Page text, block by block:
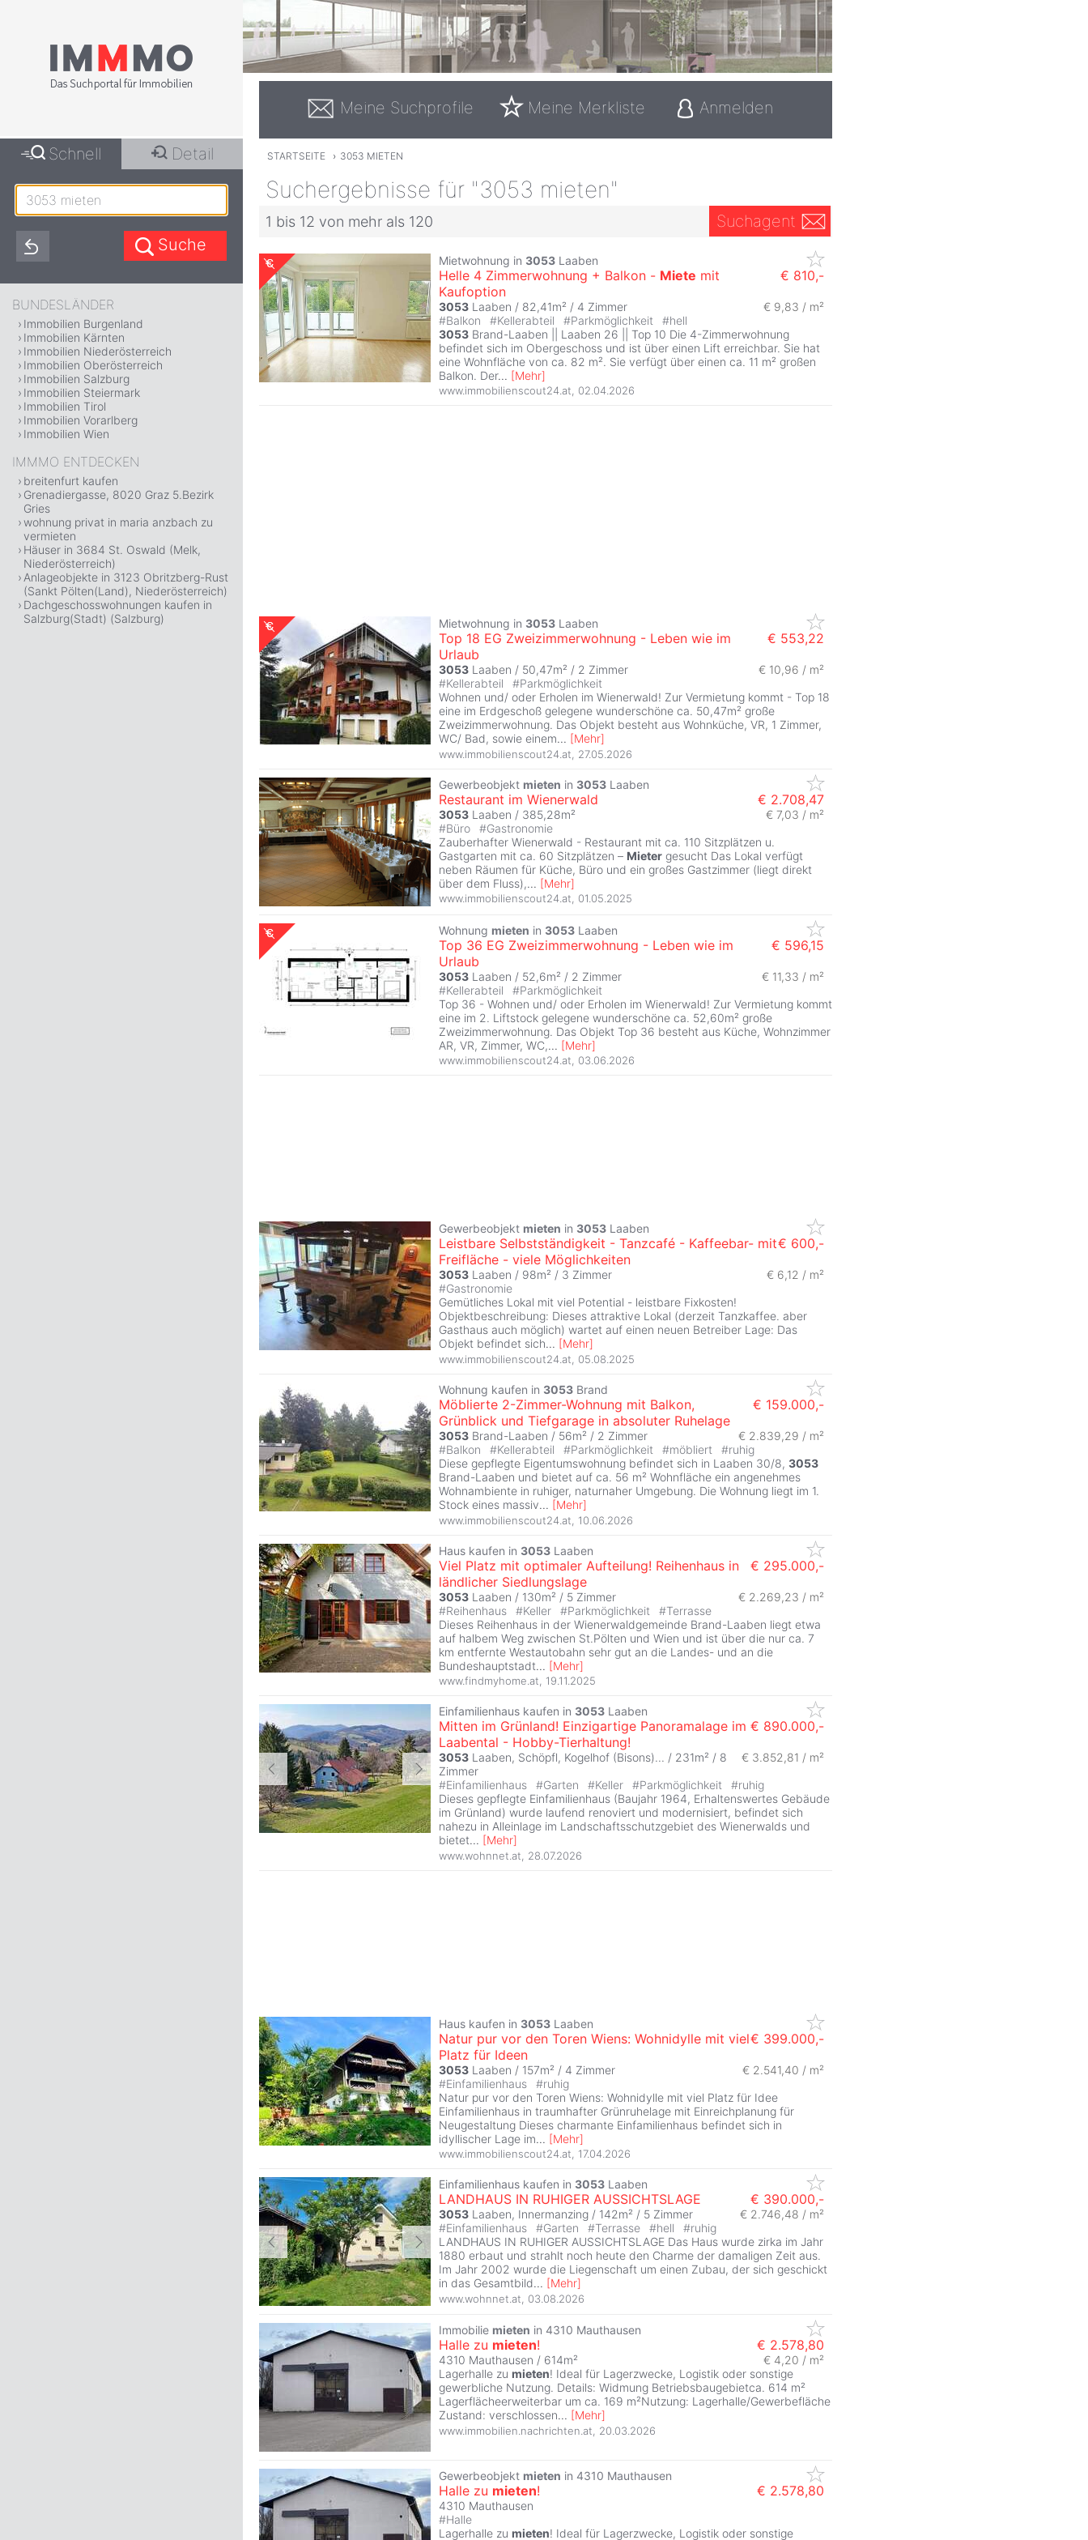
Meine Suchprofile Meine Merkliste Anmelden
STARTSEITE › 3053 MIETEN
Suchergebnisse für "3053 mieten"
1 bis 12 von mehr als 120 Suchagent
Mietwohnung in 3053 Laaben
Helle 4 Zimmerwohnung + Balkon - Miete mit
Kaufoption
€ 810,-
3053 Laaben / 82,41m² / 4 Zimmer
€ 9,83 / m²
#Balkon #Kellerabteil #Parkmöglichkeit #hell
3053 Brand-Laaben || Laaben 26 || Top 10 Die 4-Zimmerwohnung
befindet sich im Obergeschoss und ist über einen Lift erreichbar. Sie hat
eine Wohnfläche von ca. 82 m². Sie verfügt über einen ca. 11 m² großen
Balkon. Der... [Mehr]
www.immobilienscout24.at 02.04.2026
Mietwohnung in 3053 Laaben
Top 18 EG Zweizimmerwohnung - Leben wie im
Urlaub
€ 553,22
3053 Laaben / 50,47m² / 2 Zimmer
€ 10,96 / m²
#Kellerabteil #Parkmöglichkeit
Wohnen und/ oder Erholen im Wienerwald! Zur Vermietung kommt - Top 18
eine im Erdgeschoß gelegene wunderschöne ca. 50,47m² große
Zweizimmerwohnung. Das Objekt besteht aus Wohnküche, VR, 1 Zimmer,
WC/ Bad, sowie einem... [Mehr]
www.immobilienscout24.at 27.05.2026
Gewerbeobjekt mieten in 3053 Laaben
Restaurant im Wienerwald € 2.708,47
3053 Laaben / 385,28m²
€ 7,03 / m²
#Büro #Gastronomie
Zauberhafter Wienerwald - Restaurant mit ca. 110 Sitzplätzen u.
Gastgarten mit ca. 60 Sitzplätzen – Mieter gesucht Das Lokal verfügt
neben Räumen für Küche, Büro und ein großes Gastzimmer (liegt direkt
über dem Fluss),... [Mehr]
www.immobilienscout24.at, 01.05.2025
Wohnung mieten in 3053 Laaben
Top 36 EG Zweizimmerwohnung - Leben wie im
Urlaub
€ 596,15
3053 Laaben / 52,6m² / 2 Zimmer
€ 11,33 / m²
#Kellerabteil #Parkmöglichkeit
Top 36 - Wohnen und/ oder Erholen im Wienerwald! Zur Vermietung kommt
eine im 2. Liftstock gelegene wunderschöne ca. 52,60m² große
Zweizimmerwohnung. Das Objekt Top 36 besteht aus Küche, Wohnzimmer
AR, VR, Zimmer, WC,... [Mehr]
www.immobilienscout24.at, 03.06.2026
Gewerbeobjekt mieten in 3053 Laaben
Leistbare Selbstständigkeit - Tanzcafé - Kaffeebar- mit
Freifläche - viele Möglichkeiten
€ 600,-
3053 Laaben / 98m² / 3 Zimmer
€ 6,12 / m²
#Gastronomie
Gemütliches Lokal mit viel Potential - leistbare Fixkosten!
Objektbeschreibung: Dieses attraktive Lokal (derzeit Tanzkaffee. aber
Gasthaus auch möglich) wartet auf einen neuen Betreiber Lage: Das
Objekt befindet sich... [Mehr]
www.immobilienscout24.at 05.08.2025
Wohnung kaufen in 3053 Brand
Möblierte 2-Zimmer-Wohnung mit Balkon,
Grünblick und Tiefgarage in absoluter Ruhelage
€ 159.000,-
3053 Brand-Laaben / 56m² / 2 Zimmer
€ 2.839,29 / m²
#Balkon #Kellerabteil #Parkmöglichkeit #möbliert #ruhig
Diese gepflegte Eigentumswohnung befindet sich in Laaben 30/8, 3053
Brand-Laaben und bietet auf ca. 56 m² Wohnfläche ein angenehmes
Wohnambiente in ruhiger, naturnaher Umgebung. Die Wohnung liegt im 1.
Stock eines massiv... [Mehr]
www.immobilienscout24.at 10.06.2026
Haus kaufen in 3053 Laaben
Viel Platz mit optimaler Aufteilung! Reihenhaus in
ländlicher Siedlungslage
€ 295.000,-
3053 Laaben / 130m² / 5 Zimmer
€ 2.269,23 / m²
#Reihenhaus #Keller #Parkmöglichkeit #Terrasse
Dieses Reihenhaus in der Wienerwaldgemeinde Brand-Laaben liegt etwa
auf halbem Weg zwischen St.Pölten und Wien und ist über die nur ca. 7
km entfernte Westautobahn sehr gut an die Landes- und an die
Bundeshauptstadt... [Mehr]
www.findmyhome.at 19.11.2025
Einfamilienhaus kaufen in 3053 Laaben
Mitten im Grünland! Einzigartige Panoramalage im
Laabental - Hobby-Tierhaltung!
€ 890.000,-
3053 Laaben, Schöpfl, Kogelhof (Bisons)... / 231m² / 8
Zimmer
€ 3.852,81 / m²
#Einfamilienhaus #Garten #Keller #Parkmöglichkeit #ruhig
Dieses gepflegte Einfamilienhaus (Baujahr 1964, Erhaltenswertes Gebäude
im Grünland) wurde laufend renoviert und modernisiert, befindet sich
nahezu in Alleinlage im Landschaftsschutzgebiet des Wienerwalds und
bietet... [Mehr]
www.wohnnet.at 28.07.2026
Haus kaufen in 3053 Laaben
Natur pur vor den Toren Wiens: Wohnidylle mit viel
Platz für Ideen
€ 399.000,-
3053 Laaben / 157m² / 4 Zimmer
€ 2.541,40 / m²
#Einfamilienhaus #ruhig
Natur pur vor den Toren Wiens: Wohnidylle mit viel Platz für Idee
Einfamilienhaus in traumhafter Grünruhelage mit Einreichplanung für
Neugestaltung Dieses charmante Einfamilienhaus befindet sich in
idyllischer Lage im... [Mehr]
www.immobilienscout24.at, 17.04.2026
Einfamilienhaus kaufen in 3053 Laaben
LANDHAUS IN RUHIGER AUSSICHTSLAGE € 390.000,-
3053 Laaben, Innermanzing / 142m² / 5 Zimmer € 2.746,48 / m²
#Einfamilienhaus #Garten #Terrasse #hell #ruhig
LANDHAUS IN RUHIGER AUSSICHTSLAGE Das Haus wurde zirka im Jahr
1880 erbaut und strahlt noch heute den Charme der damaligen Zeit aus.
Im Jahr 2002 wurde die Liegenschaft um einen Zubau, der sich geschickt
in das Gesamtbild... [Mehr]
www.wohnnet.at 03.08.2026
Immobilie mieten in 4310 Mauthausen
Halle zu mieten! € 2.578,80
4310 Mauthausen / 614m²
€ 4,20 / m²
Lagerhalle zu mieten! Ideal für Lagerzwecke, Logistik oder sonstige
gewerbliche Nutzung. Details: Widmung Betriebsbaugebietca. 614 m²
Lagerflächeerweiterbar um ca. 169 m²Nutzung: Lagerhalle/Gewerbefläche
Zustand: verschlossen... [Mehr]
www.immobilien.nachrichten.at 20.03.2026
Gewerbeobjekt mieten in 4310 Mauthausen
Halle zu mieten! € 2.578,80
4310 Mauthausen
#Halle
Lagerhalle zu mieten! Ideal für Lagerzwecke, Logistik oder sonstige
Schnell Detail
BUNDESLÄNDER
Immobilien Burgenland
Immobilien Kärnten
Immobilien Niederösterreich
Immobilien Oberösterreich
Immobilien Salzburg
Immobilien Steiermark
Immobilien Tirol
Immobilien Vorarlberg
Immobilien Wien
IMMMO ENTDECKEN
breitenfurt kaufen
Grenadiergasse, 8020 Graz 5.Bezirk
Gries
wohnung privat in maria anzbach zu
vermieten
Häuser in 3684 St. Oswald (Melk,
Niederösterreich)
Anlageobjekte in 3123 Obritzberg-Rust
(Sankt Pölten(Land), Niederösterreich)
Dachgeschosswohnungen kaufen in
Salzburg(Stadt) (Salzburg)